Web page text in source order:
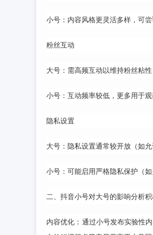
小号：内容风格更灵活多样，可
粉丝互动
大号：需高频互动以维持粉丝粘
小号：互动频率较低，更多用于
隐私设置
大号：隐私设置通常较开放（如
小号：可能启用严格隐私保护（
二、抖音小号对大号的影响分析
内容优化：通过小号发布实验性